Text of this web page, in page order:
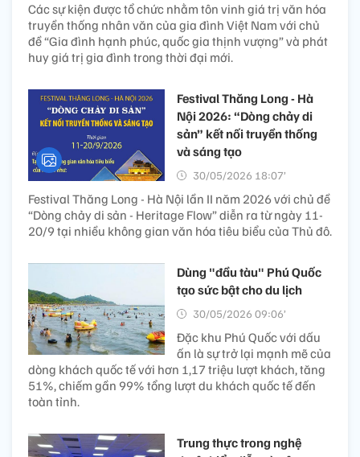
Các sự kiện được tổ chức nhằm tôn vinh giá trị văn hóa
truyền thống nhân văn của gia đình Việt Nam với chủ
đề “Gia đình hạnh phúc, quốc gia thịnh vượng” và phát
huy giá trị gia đình trong thời đại mới.
Festival Thăng Long - Hà
Nội 2026: “Dòng chảy di
sản” kết nối truyền thống
và sáng tạo
30/05/2026 18:07’
Festival Thăng Long - Hà Nội lần II năm 2026 với chủ đề
“Dòng chảy di sản - Heritage Flow” diễn ra từ ngày 11-
20/9 tại nhiều không gian văn hóa tiêu biểu của Thủ đô.
Dùng "đầu tàu" Phú Quốc
tạo sức bật cho du lịch
30/05/2026 09:06’
Đặc khu Phú Quốc với dấu
ấn là sự trở lại mạnh mẽ của
dòng khách quốc tế với hơn 1,17 triệu lượt khách, tăng
51%, chiếm gần 99% tổng lượt du khách quốc tế đến
toàn tỉnh.
Trung thực trong nghệ